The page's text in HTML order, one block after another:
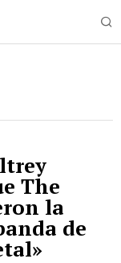
The
la
de